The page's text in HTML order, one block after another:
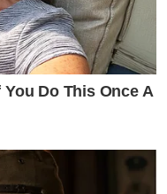
Do This Once A